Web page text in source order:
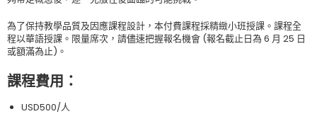
為了保持教學品質及因應課程設計，本付費課程採精緻小班授課。課程全
程以華語授課。限量席次，請儘速把握報名機會 (報名截止日為 6 月 25 日
或額滿為止)。
課程費用：
USD500/人